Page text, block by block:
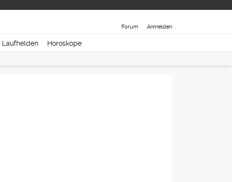
Forum Anmelden
Laufhelden Horoskope